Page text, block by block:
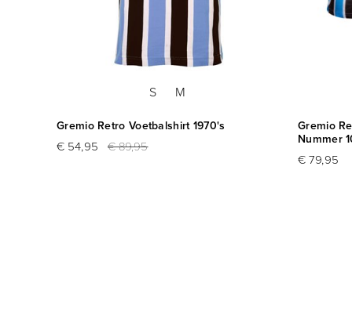
S M
Gremio Retro Voetbalshirt 1970's
€ 54,95 € 89,95
Gremio
Nummer
€ 79,95